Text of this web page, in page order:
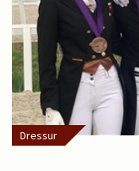
Dressur